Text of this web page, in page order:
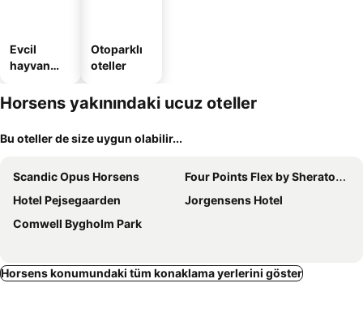
Evcil
hayvan
oteller
Otoparklı
oteller
Horsens yakınındaki ucuz oteller
Bu oteller de size uygun olabilir...
Scandic Opus Horsens
Four Points Flex by Sheraton Horsens
Hotel Pejsegaarden
Jorgensens Hotel
Comwell Bygholm Park
Horsens konumundaki tüm konaklama yerlerini göster